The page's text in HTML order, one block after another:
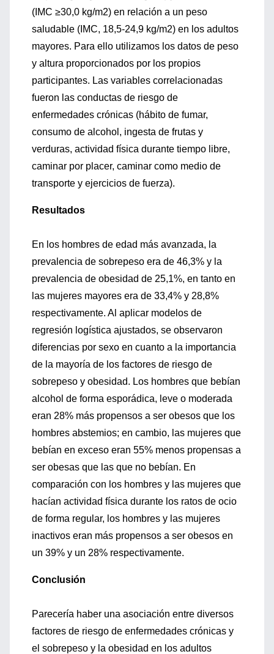
(IMC ≥30,0 kg/m2) en relación a un peso
saludable (IMC, 18,5-24,9 kg/m2) en los adultos
mayores. Para ello utilizamos los datos de peso
y altura proporcionados por los propios
participantes. Las variables correlacionadas
fueron las conductas de riesgo de
enfermedades crónicas (hábito de fumar,
consumo de alcohol, ingesta de frutas y
verduras, actividad física durante tiempo libre,
caminar por placer, caminar como medio de
transporte y ejercicios de fuerza).
Resultados
En los hombres de edad más avanzada, la
prevalencia de sobrepeso era de 46,3% y la
prevalencia de obesidad de 25,1%, en tanto en
las mujeres mayores era de 33,4% y 28,8%
respectivamente. Al aplicar modelos de
regresión logística ajustados, se observaron
diferencias por sexo en cuanto a la importancia
de la mayoría de los factores de riesgo de
sobrepeso y obesidad. Los hombres que bebían
alcohol de forma esporádica, leve o moderada
eran 28% más propensos a ser obesos que los
hombres abstemios; en cambio, las mujeres que
bebían en exceso eran 55% menos propensas a
ser obesas que las que no bebían. En
comparación con los hombres y las mujeres que
hacían actividad física durante los ratos de ocio
de forma regular, los hombres y las mujeres
inactivos eran más propensos a ser obesos en
un 39% y un 28% respectivamente.
Conclusión
Parecería haber una asociación entre diversos
factores de riesgo de enfermedades crónicas y
el sobrepeso y la obesidad en los adultos